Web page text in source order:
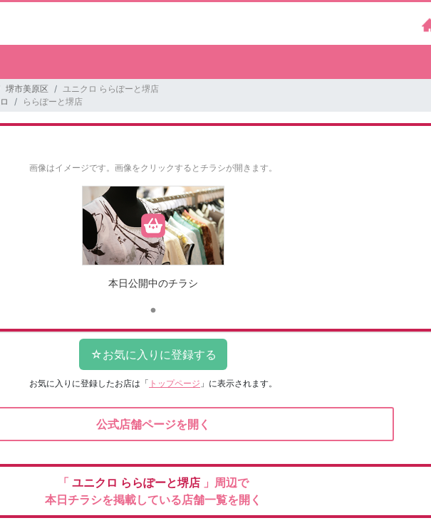
堺市美原区
ユニクロ ららぽーと堺店
ららぽーと堺店
画像はイメージです。 画像をクリックするとチラシが開きます。
本日公開中のチラシ
お気に入りに登録したお店は 「 トップページ 」に表示されます。
公式店舗ページを開く
「 ユニクロ ららぽーと堺店 」周辺で
本日チラシを掲載している店舗一覧を開く